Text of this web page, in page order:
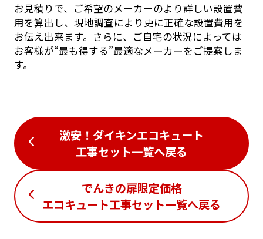
お見積りで、ご希望のメーカーのより詳しい設置費
用を算出し、現地調査により更に正確な設置費用を
お伝え出来ます。さらに、ご自宅の状況によっては
お客様が“最も得する”最適なメーカーをご提案しま
す。
激安！ダイキンエコキュート
工事セット一覧へ戻る
でんきの扉限定価格
エコキュート工事セット一覧へ戻る